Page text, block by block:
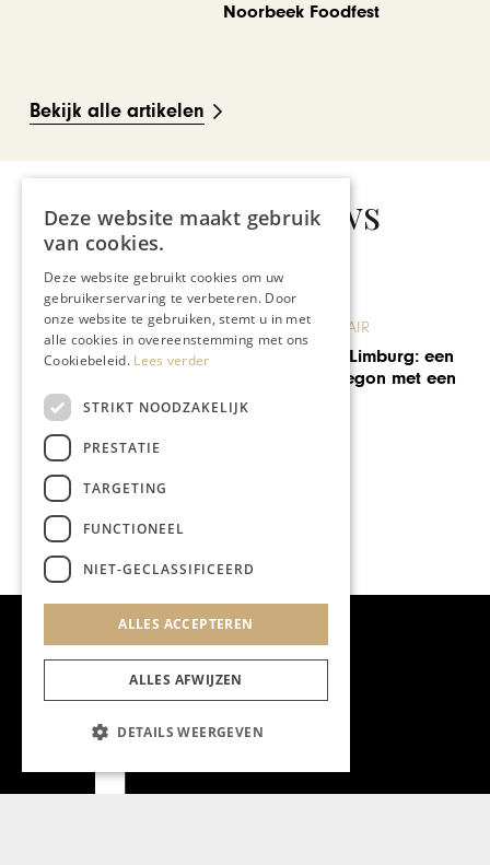
Noorbeek Foodfest
Bekijk alle artikelen
Gerelateerd nieuws
MAARTENS CULINAIR
Chardonnay in Limburg: een
avontuur dat begon met een
hapje grond
Deze website maakt gebruik
van cookies.
Deze website gebruikt cookies om uw
gebruikerservaring te verbeteren. Door
onze website te gebruiken, stemt u in met
alle cookies in overeenstemming met ons
Cookiebeleid. Lees verder
STRIKT NOODZAKELIJK
PRESTATIE
TARGETING
FUNCTIONEEL
NIET-GECLASSIFICEERD
ALLES ACCEPTEREN
ALLES AFWIJZEN
DETAILS WEERGEVEN